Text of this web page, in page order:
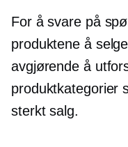
For å svare på
produktene å
avgjørende å
produktkategorier
sterkt salg.